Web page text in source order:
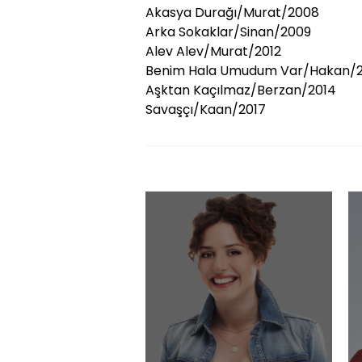
Akasya Durağı/Murat/2008
Arka Sokaklar/Sinan/2009
Alev Alev/Murat/2012
Benim Hala Umudum Var/Hakan/
Aşktan Kaçılmaz/Berzan/2014
Savaşçı/Kaan/2017